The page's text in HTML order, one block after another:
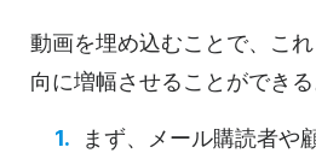
動画を埋め込むことで、こ
向に増幅させることができる
まず、メール購読者や